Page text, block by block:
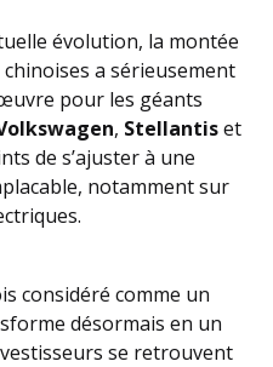
évolution, la montée
a sérieusement
pour les géants
, Stellantiset
de s’ajuster à une
notamment sur
considéré comme un
désormais en un
se retrouvent